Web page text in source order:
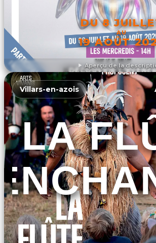
Aperçu de la
DU 8
AU
19 AOÛT
DÉCOUVRIR
Villars-en-azois
LA